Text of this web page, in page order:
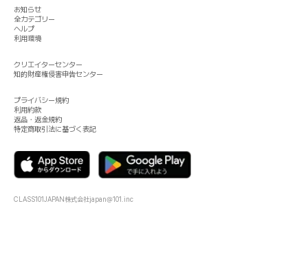
お知らせ
全カテゴリー
ヘルプ
利用環境
クリエイターセンター
知的財産権侵害申告センター
プライバシー規約
利用約款
返品・返金規約
特定商取引法に基づく表記
CLASS101JAPAN株式会社japan@101.inc